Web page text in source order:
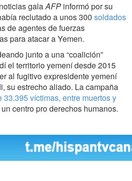
galaAFP informó por su
reclutado a unos 300 soldados
de agentes de fuerzas
para atacar a Yemen.
junto a una “coalición”
el territorio yemení desde 2015
al fugitivo expresidente yemení
su estrecho aliado. La campaña
33.395 víctimas, entre muertos y
centro pro derechos humanos.